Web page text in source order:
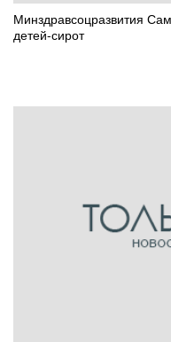
Минздравсоцразвития
детей-сирот